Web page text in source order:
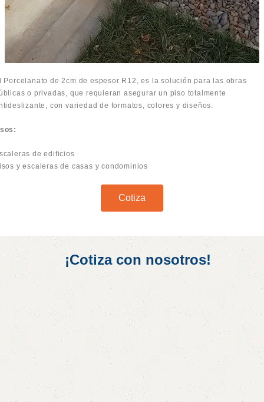
Porcelanato de 2cm de espesor R12, es la solución para las obras
o privadas, que requieran asegurar un piso totalmente
con variedad de formatos, colores y diseños.
de edificios
y escaleras de casas y condominios
Cotiza
¡Cotiza con nosotros!